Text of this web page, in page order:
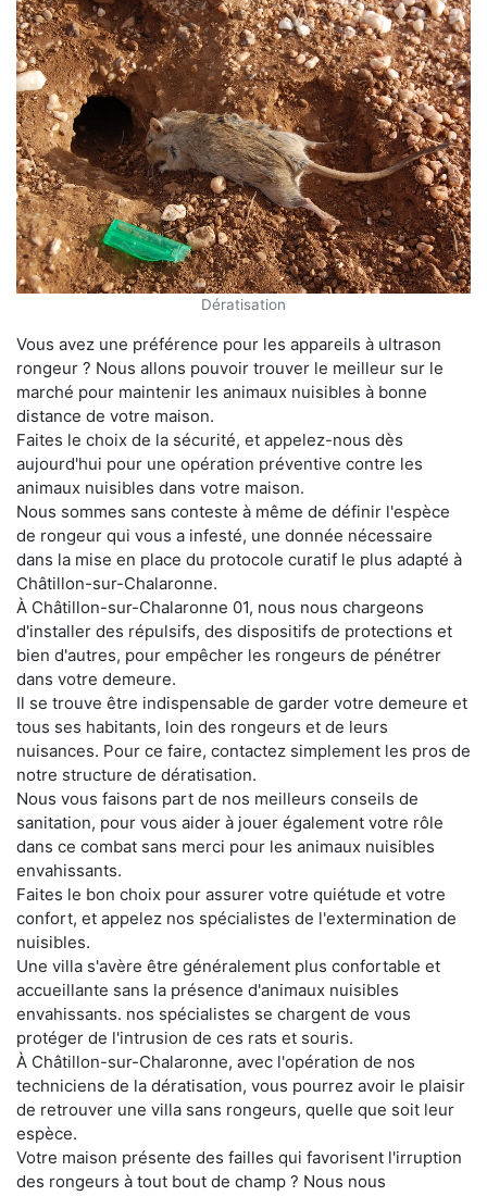
Dératisation
Vous avez une préférence pour les appareils à ultrason
rongeur ? Nous allons pouvoir trouver le meilleur sur le
marché pour maintenir les animaux nuisibles à bonne
distance de votre maison.
Faites le choix de la sécurité, et appelez-nous dès
aujourd'hui pour une opération préventive contre les
animaux nuisibles dans votre maison.
Nous sommes sans conteste à même de définir l'espèce
de rongeur qui vous a infesté, une donnée nécessaire
dans la mise en place du protocole curatif le plus adapté à
Châtillon-sur-Chalaronne.
À Châtillon-sur-Chalaronne 01, nous nous chargeons
d'installer des répulsifs, des dispositifs de protections et
bien d'autres, pour empêcher les rongeurs de pénétrer
dans votre demeure.
Il se trouve être indispensable de garder votre demeure et
tous ses habitants, loin des rongeurs et de leurs
nuisances. Pour ce faire, contactez simplement les pros de
notre structure de dératisation.
Nous vous faisons part de nos meilleurs conseils de
sanitation, pour vous aider à jouer également votre rôle
dans ce combat sans merci pour les animaux nuisibles
envahissants.
Faites le bon choix pour assurer votre quiétude et votre
confort, et appelez nos spécialistes de l'extermination de
nuisibles.
Une villa s'avère être généralement plus confortable et
accueillante sans la présence d'animaux nuisibles
envahissants. nos spécialistes se chargent de vous
protéger de l'intrusion de ces rats et souris.
À Châtillon-sur-Chalaronne, avec l'opération de nos
techniciens de la dératisation, vous pourrez avoir le plaisir
de retrouver une villa sans rongeurs, quelle que soit leur
espèce.
Votre maison présente des failles qui favorisent l'irruption
des rongeurs à tout bout de champ ? Nous nous